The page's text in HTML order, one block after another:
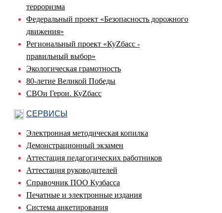
терроризма
Федеральный проект «Безопасность дорожного
движения»
Региональный проект «КуZбасс -
правильный выбор»
Экологическая грамотность
80-летие Великой Победы
СВОи Герои. КуZбасс
СЕРВИСЫ
Электронная методическая копилка
Демонстрационный экзамен
Аттестация педагогических работников
Аттестация руководителей
Справочник ПОО Кузбасса
Печатные и электронные издания
Система анкетирования